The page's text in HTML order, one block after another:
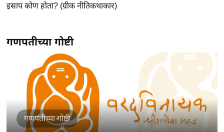
इसाप कोण होता? (ग्रीक नीतिकथाकार)
गणपतीच्या गोष्टी
गणपतीच्या गोष्टी